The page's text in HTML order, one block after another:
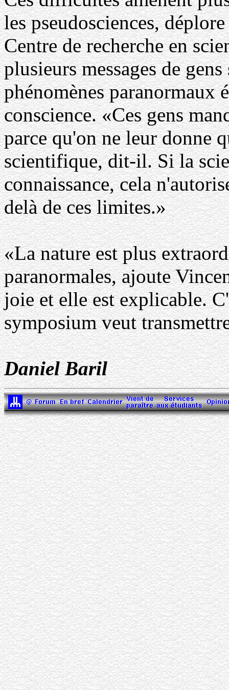
les pseudosciences,
Centre de recherche en
plusieurs messages de
phénomènes paranormaux
conscience. «Ces gens
parce qu'on ne leur donne
scientifique, dit-il. Si la
connaissance, cela
delà de ces limites.»
«La nature est plus
paranormales, ajoute
joie et elle est explicable.
symposium veut
Daniel Baril